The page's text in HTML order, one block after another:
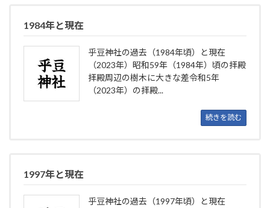
1984年と現在
乎豆神社の過去（1984年頃）と現在
（2023年）昭和59年（1984年）頃の拝殿
拝殿周辺の樹木に大きな差令和5年
（2023年）の拝殿...
続きを読む
1997年と現在
乎豆神社の過去（1997年頃）と現在